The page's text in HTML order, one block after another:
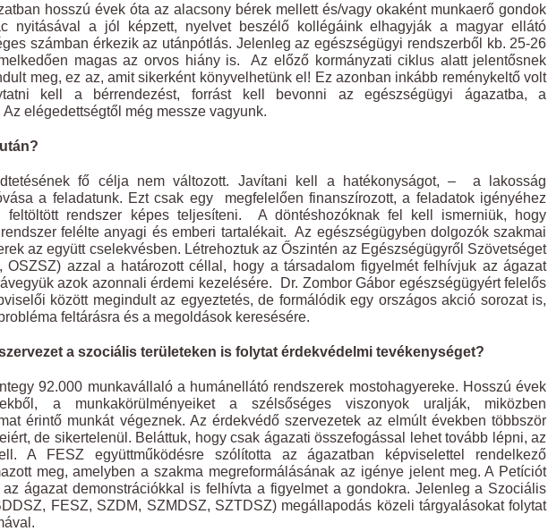
hosszú évek óta az alacsony bérek mellett és/vagy okaként munkaerő gondok
nyitásával a jól képzett, nyelvet beszélő kollégáink elhagyják a magyar ellátó
számban érkezik az utánpótlás. Jelenleg az egészségügyi rendszerből kb. 25-26
magas az orvos hiány is. Az előző kormányzati ciklus alatt jelentősnek
meg, ez az, amit sikerként könyvelhetünk el! Ez azonban inkább reménykeltő volt
kell a bérrendezést, forrást kell bevonni az egészségügyi ágazatba, a
elégedettségtől még messze vagyunk.
fő célja nem változott. Javítani kell a hatékonyságot, – a lakosság
a feladatunk. Ezt csak egy megfelelően finanszírozott, a feladatok igényéhez
feltöltött rendszer képes teljesíteni. A döntéshozóknak fel kell ismerniük, hogy
felélte anyagi és emberi tartalékait. Az egészségügyben dolgozók szakmai
az együtt cselekvésben. Létrehoztuk az Őszintén az Egészségügyről Szövetséget
OSZSZ) azzal a határozott céllal, hogy a társadalom figyelmét felhívjuk az ágazat
azok azonnali érdemi kezelésére. Dr. Zombor Gábor egészségügyért felelős
között megindult az egyeztetés, de formálódik egy országos akció sorozat is,
feltárásra és a megoldások keresésére.
a szociális területeken is folytat érdekvédelmi tevékenységet?
92.000 munkavállaló a humánellátó rendszerek mostohagyereke. Hosszú évek
a munkakörülményeiket a szélsőséges viszonyok uralják, miközben
érintő munkát végeznek. Az érdekvédő szervezetek az elmúlt években többször
de sikertelenül. Beláttuk, hogy csak ágazati összefogással lehet tovább lépni, az
A FESZ együttműködésre szólította az ágazatban képviselettel rendelkező
meg, amelyben a szakma megreformálásának az igénye jelent meg. A Petíciót
ágazat demonstrációkkal is felhívta a figyelmet a gondokra. Jelenleg a Szociális
FESZ, SZDM, SZMDSZ, SZTDSZ) megállapodás közeli tárgyalásokat folytat